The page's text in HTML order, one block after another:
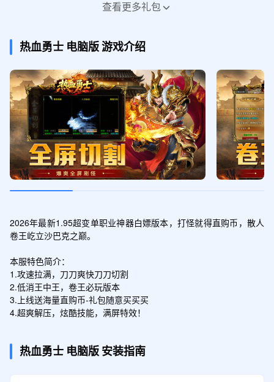
等级丹*100;转生丹*100;称号卷*100
高级礼包
元宝*100W;灵符*10W;大荒神石*50
领取
王者礼包
领取
查看更多礼包
热血勇士 电脑版游戏介绍
2026年最新1.95超变单职业神器白嫖版本，打怪就得直购币，散人
卷王屹立沙巴克之巅。
本服特色简介：
1.攻速拉满，刀刀爽快刀刀切割
2.低消王中王，卷王必玩版本
3.上线送海量直购币-礼包随意买买买
4.超爽解压，炫酷技能，满屏特效！
热血勇士 电脑版 安装指南